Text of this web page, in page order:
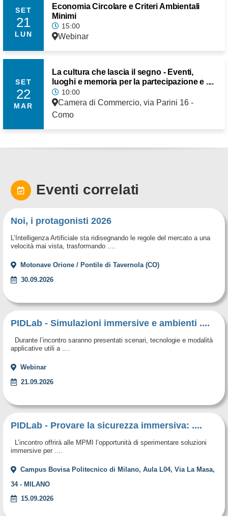
SET
21
LUN
Economia Circolare e Criteri Ambientali
Minimi
15:00
Webinar
SET
22
MAR
La cultura che lascia il segno - Eventi,
luoghi e memoria per la partecipazione e ....
10:00
Camera di Commercio, via Parini 16 -
Como
Eventi correlati
Noi, i protagonisti 2026
L’Intelligenza Artificiale sta ridisegnando le regole del mercato a una
velocità mai vista, trasformando ....
Motonave Orione / Pontile di Tavernola (CO)
30.09.2026
PIDLab - Simulazioni immersive e ambienti ....
Durante l’incontro saranno presentati scenari, tecnologie e modalità
applicative utili a ....
Webinar
21.09.2026
PIDLab - Provare la sicurezza immersiva: ....
L’incontro offrirà alle MPMI l’opportunità di sperimentare soluzioni
immersive per ....
Campus Bovisa Politecnico di Milano, Aula L04, Via La Masa,
34 - MILANO
15.09.2026